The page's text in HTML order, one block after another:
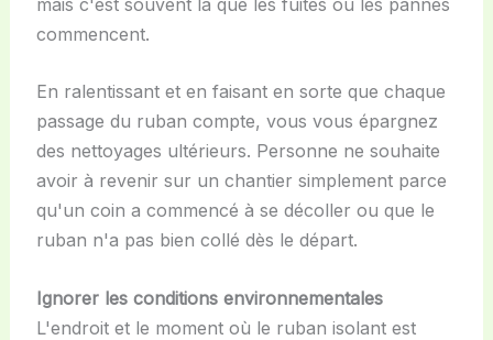
commencent.
En ralentissant et en faisant en sorte que chaque
passage du ruban compte, vous vous épargnez
des nettoyages ultérieurs. Personne ne souhaite
avoir à revenir sur un chantier simplement parce
qu'un coin a commencé à se décoller ou que le
ruban n'a pas bien collé dès le départ.
Ignorer les conditions environnementales
L'endroit et le moment où le ruban isolant est